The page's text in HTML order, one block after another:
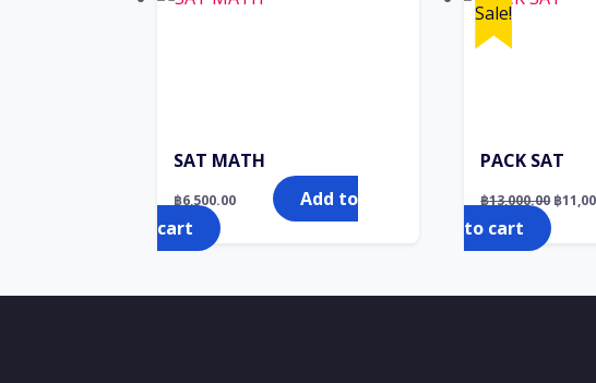
SAT MATH
฿6,500.00
Add to
cart
Sale!
PACK SAT
฿13,000.00 price
฿
to cart